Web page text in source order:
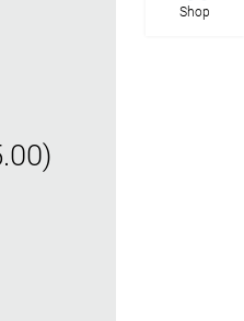
Shop